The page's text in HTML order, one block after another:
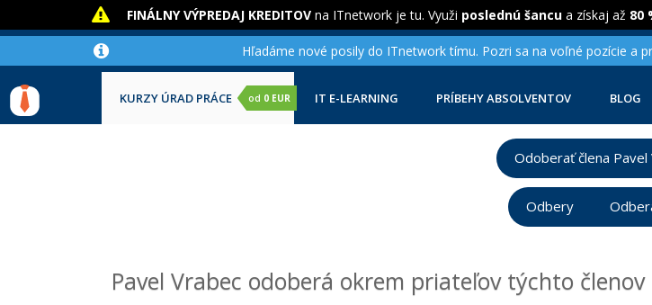
FINÁLNY VÝPREDAJ KREDITOV na ITnetwork je tu. Využi poslednú šancu a získaj až 80
Hľadáme nové posily do ITnetwork tímu. Pozri sa na voľné pozície a
KURZY ÚRAD PRÁCE od 0 EUR IT E-LEARNING PRÍBEHY ABSOLVENTOV BLOG
Odoberať člena Pavel
Odbery
Pavel Vrabec odoberá okrem priateľov týchto členov